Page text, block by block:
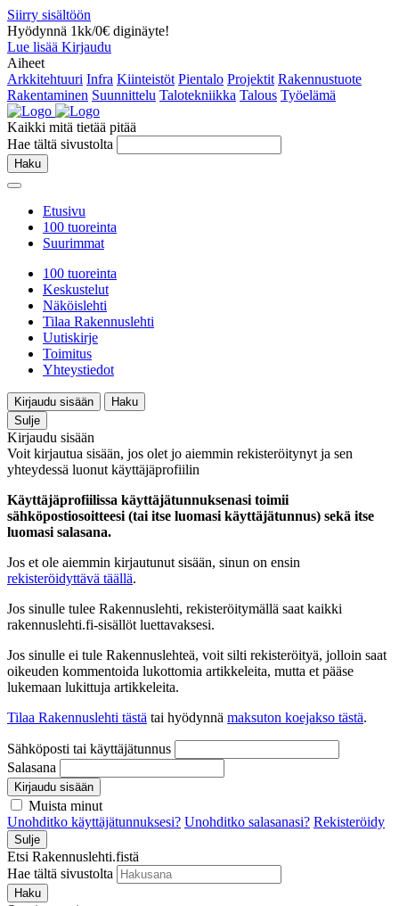
Siirry sisältöön
Hyödynnä 1kk/0€ diginäyte!
Lue lisää Kirjaudu
Aiheet
Arkkitehtuuri Infra Kiinteistöt Pientalo Projektit Rakennustuote
Rakentaminen Suunnittelu Talotekniikka Talous Työelämä
Kaikki mitä tietää pitää
Hae tältä sivustolta
Haku
Etusivu
100 tuoreinta
Suurimmat
100 tuoreinta
Keskustelut
Näköislehti
Tilaa Rakennuslehti
Uutiskirje
Toimitus
Yhteystiedot
Kirjaudu sisään
Haku
Sulje
Kirjaudu sisään
Voit kirjautua sisään, jos olet jo aiemmin rekisteröitynyt ja sen
yhteydessä luonut käyttäjäprofiilin
Käyttäjäprofiilissa käyttäjätunnuksenasi toimii
sähköpostiosoitteesi (tai itse luomasi käyttäjätunnus) sekä itse
luomasi salasana.
Jos et ole aiemmin kirjautunut sisään, sinun on ensin
rekisteröidyttävä täällä.
Jos sinulle tulee Rakennuslehti, rekisteröitymällä saat kaikki
rakennuslehti.fi-sisällöt luettavaksesi.
Jos sinulle ei tule Rakennuslehteä, voit silti rekisteröityä, jolloin saat
oikeuden kommentoida lukottomia artikkeleita, mutta et pääse
lukemaan lukittuja artikkeleita.
Tilaa Rakennuslehti tästä tai hyödynnä maksuton koejakso tästä.
Sähköposti tai käyttäjätunnus
Salasana
Kirjaudu sisään
Muista minut
Unohditko käyttäjätunnuksesi? Unohditko salasanasi? Rekisteröidy
Sulje
Etsi Rakennuslehti.fistä
Hae tältä sivustolta
Haku